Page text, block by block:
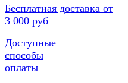
Бесплатная доставка от
3 000 руб
Доступные
способы
оплаты